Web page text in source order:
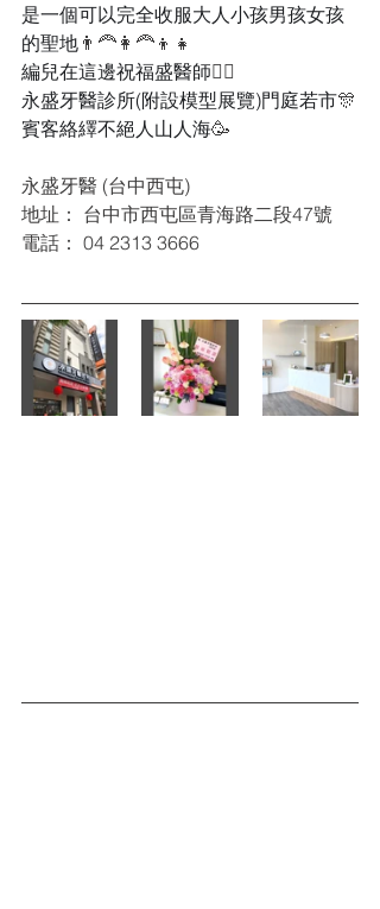
是一個可以完全收服大人小孩男孩女孩
的聖地 👨‍🦰👩‍🦰👦👧
編兒在這邊祝福盛醫師💁‍♀️
永盛牙醫診所(附設模型展覽)門庭若市🎊
賓客絡繹不絕人山人海🥳
永盛牙醫 (台中西屯)
地址： 台中市西屯區青海路二段47號
電話： 04 2313 3666